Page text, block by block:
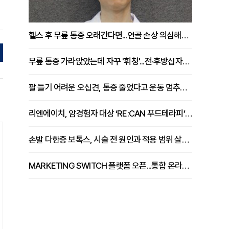
헬스 후 무릎 통증 오래간다면...연골 손상 의심해야 [김상범 원장 칼럼]
무릎 통증 가라앉았는데 자꾸 '휘청'...전·후방십자인대 파열 확인해야 [곽우경 원장 칼럼]
팔 들기 어려운 오십견, 통증 줄었다고 운동 멈추면 안 되는 이유 [이병욱 원장 칼럼]
리엔에이치, 암경험자 대상 ‘RE:CAN 푸드테라피’ 운영
손발 다한증 보톡스, 시술 전 원인과 적용 범위 살펴야 [강윤일 원장 칼럼]
MARKETING SWITCH 플랫폼 오픈...통합 온라인 마케팅 서비스 확대